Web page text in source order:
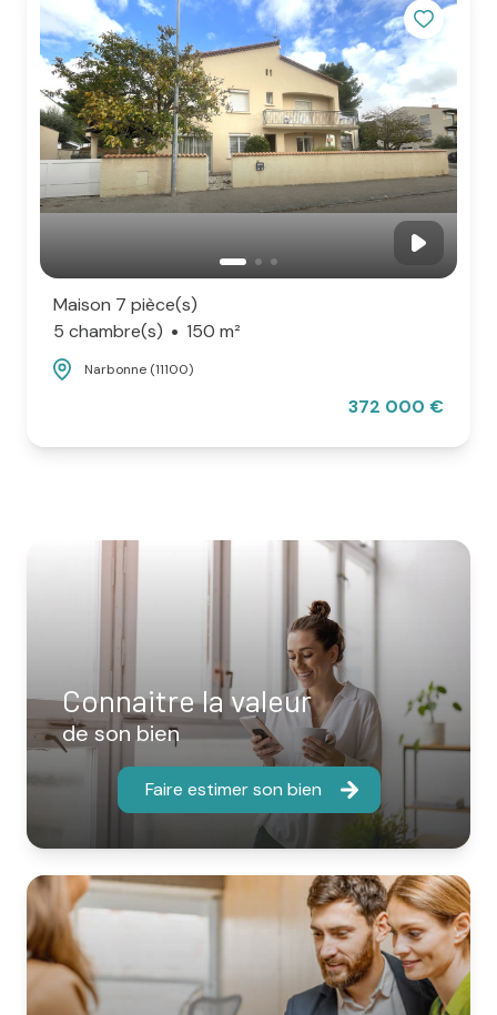
Maison 7 pièce(s)
5 chambre(s)
150 m²
Narbonne (11100)
372 000 €
Connaitre la valeur
de son bien
Faire estimer son bien